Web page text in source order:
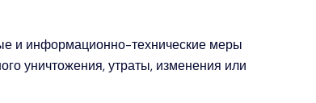
и информационно-технические меры
уничтожения, утраты, изменения или